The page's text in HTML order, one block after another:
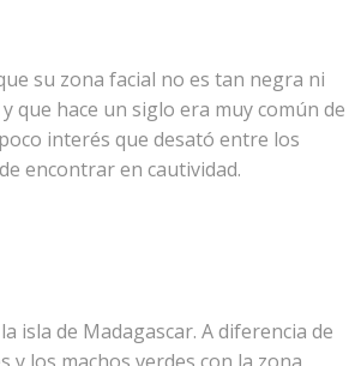
su zona facial no es tan negra ni
que hace un siglo era muy común de
interés que desató entre los
encontrar en cautividad.
isla de Madagascar. A diferencia de